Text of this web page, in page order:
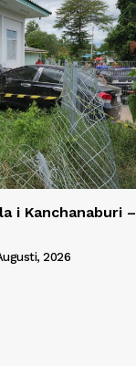
i Kanchanaburi –
2026